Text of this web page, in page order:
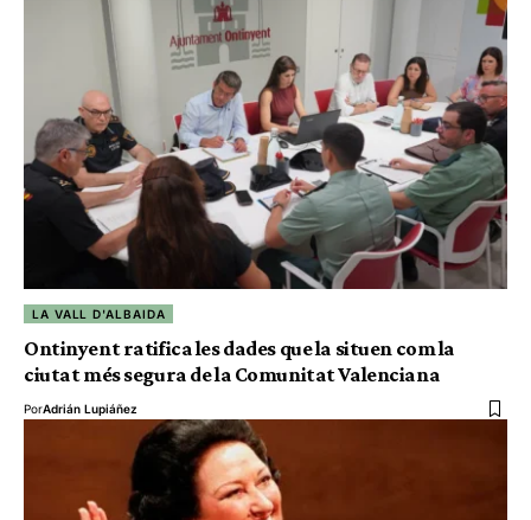
LA VALL D'ALBAIDA
Ontinyent ratifica les dades que la situen com la
ciutat més segura de la Comunitat Valenciana
PorAdrián Lupiáñez